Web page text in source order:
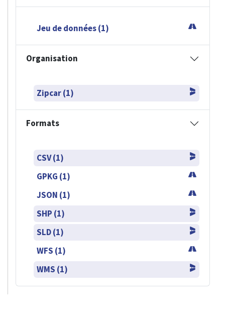
Jeu de données (1)
Organisation
Zipcar (1)
Formats
CSV (1)
GPKG (1)
JSON (1)
SHP (1)
SLD (1)
WFS (1)
WMS (1)